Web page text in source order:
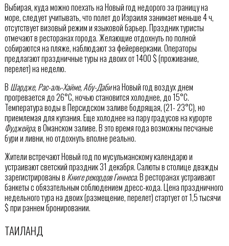
Выбирая, куда можно поехать на Новый год недорого за границу на
море, следует учитывать, что полет до Израиля занимает меньше 4 ч,
отсутствует визовый режим и языковой барьер. Праздник туристы
отмечают в ресторанах города. Желающие отдохнуть по полной
собираются на пляже, наблюдают за фейерверками. Операторы
предлагают праздничные туры на двоих от 1400 $ (проживание,
перелет) на неделю.
В Шардже, Рас-аль-Хайме, Абу-Дабина Новый год воздух днем
прогревается до 26°C, ночью становится холоднее, до 15°C.
Температура воды в Персидском заливе бодрящая, (21- 23°C), но
приемлемая для купания. Еще холоднее на пару градусов на курорте
Фуджейра, в Оманском заливе. В это время года возможны песчаные
бури и ливни, но отдохнуть вполне реально.
Жители встречают Новый год по мусульманскому календарю и
устраивают светский праздник 31 декабря. Салюты в столице дважды
зарегистрированы в Книге рекордов Гиннеса. В ресторанах устраивают
банкеты с обязательным соблюдением дресс-кода. Цена праздничного
недельного тура на двоих (размещение, перелет) стартует от 1,5 тысячи
$ при раннем бронировании.
ТАИЛАНД